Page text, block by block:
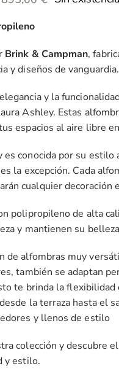
285,00 €
hasta
Brink & Campman,
y diseños de vanguardia.
y la
Ashley. Estas
espacios al aire libre
es conocida por su
la excepción. Cada
cualquier decoración
polipropileno de alta
y mantienen su
de alfombras muy
también se adaptan
te brinda la
la terraza hasta el
y llenos de estilo
colección y descubre
y estilo.